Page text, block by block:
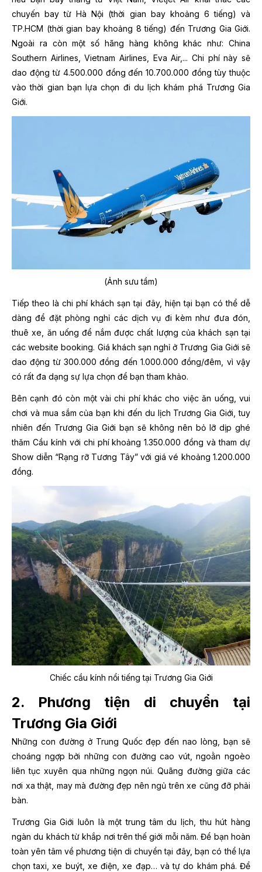
chuyến bay từ Hà Nội (thời gian bay khoảng 6 tiếng) và
TP.HCM (thời gian bay khoảng 8 tiếng) đến Trương Gia Giới.
Ngoài ra còn một số hãng hàng không khác như: China
Southern Airlines, Vietnam Airlines, Eva Air,... Chi phí này sẽ
dao động từ 4.500.000 đồng đến 10.700.000 đồng tùy thuộc
vào thời gian bạn lựa chọn đi du lịch khám phá Trương Gia
Giới.
(Ảnh sưu tầm)
Tiếp theo là chi phí khách sạn tại đây, hiện tại bạn có thể dễ
dàng để đặt phòng nghỉ các dịch vụ đi kèm như đưa đón,
thuê xe, ăn uống để nắm được chất lượng của khách sạn tại
các website booking. Giá khách sạn nghỉ ở Trương Gia Giới sẽ
dao động từ 300.000 đồng đến 1.000.000 đồng/đêm, vì vậy
có rất đa dạng sự lựa chọn để bạn tham khảo.
Bên cạnh đó còn một vài chi phí khác cho việc ăn uống, vui
chơi và mua sắm của bạn khi đến du lịch Trương Gia Giới, tuy
nhiên đến Trương Gia Giới bạn sẽ không nên bỏ lỡ dịp ghé
thăm Cầu kính với chi phí khoảng 1.350.000 đồng và tham dự
Show diễn “Rạng rỡ Tương Tây” với giá vé khoảng 1.200.000
đồng.
Chiếc cầu kính nổi tiếng tại Trương Gia Giới
2. Phương tiện di chuyển tại
Trương Gia Giới
Những con đường ở Trung Quốc đẹp đến nao lòng, bạn sẽ
choáng ngợp bởi những con đường cao vút, ngoằn ngoèo
liên tục xuyên qua những ngọn núi. Quãng đường giữa các
nơi xa thật, may mà đường đẹp nên ngủ trên xe cũng đỡ phải
bàn.
Trương Gia Giới luôn là một trung tâm du lịch, thu hút hàng
ngàn du khách từ khắp nơi trên thế giới mỗi năm. Để bạn hoàn
toàn yên tâm về phương tiện di chuyển tại đây, bạn có thể lựa
chọn taxi, xe buýt, xe điện, xe đạp… và tự do khám phá. Để